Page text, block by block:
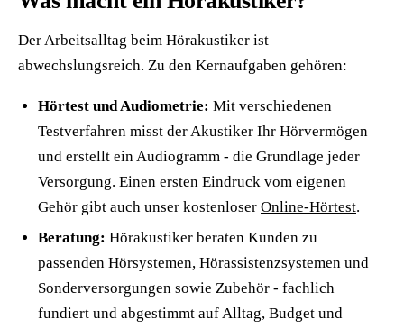
Der Arbeitsalltag beim Hörakustiker ist
abwechslungsreich. Zu den Kernaufgaben gehören:
Hörtest und Audiometrie: Mit verschiedenen
Testverfahren misst der Akustiker Ihr Hörvermögen
und erstellt ein Audiogramm - die Grundlage jeder
Versorgung. Einen ersten Eindruck vom eigenen
Gehör gibt auch unser kostenloser Online-Hörtest.
Beratung: Hörakustiker beraten Kunden zu
passenden Hörsystemen, Hörassistenzsystemen und
Sonderversorgungen sowie Zubehör - fachlich
fundiert und abgestimmt auf Alltag, Budget und